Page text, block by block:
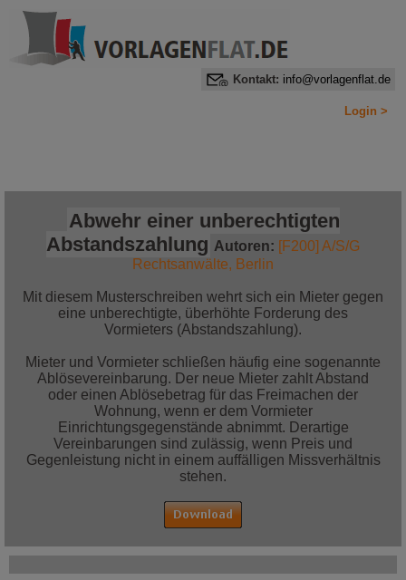
Kontakt: info@vorlagenflat.de
Login >
Abwehr einer unberechtigten
Abstandszahlung Autoren: [F200] A/S/G
Rechtsanwälte, Berlin
Mit diesem Musterschreiben wehrt sich ein Mieter gegen
eine unberechtigte, überhöhte Forderung des
Vormieters (Abstandszahlung).
Mieter und Vormieter schließen häufig eine sogenannte
Ablösevereinbarung. Der neue Mieter zahlt Abstand
oder einen Ablösebetrag für das Freimachen der
Wohnung, wenn er dem Vormieter
Einrichtungsgegenstände abnimmt. Derartige
Vereinbarungen sind zulässig, wenn Preis und
Gegenleistung nicht in einem auffälligen Missverhältnis
stehen.